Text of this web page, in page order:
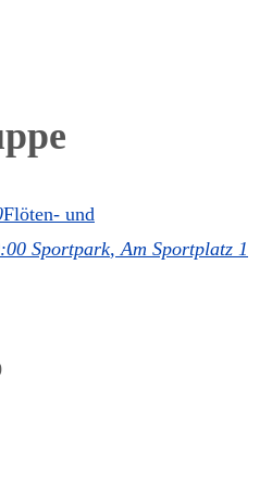
Flöten- und
Sportpark, Am Sportplatz 1